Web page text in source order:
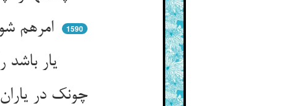
1590
چونک در یاران رسی خامش نشین ** اندر آن حلقه مکن خود را نگین